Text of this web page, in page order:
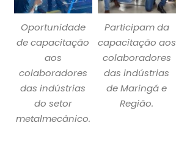
Oportunidade
de capacitação
aos
colaboradores
das indústrias
do setor
metalmecânico.
Participam da
capacitação aos
colaboradores
das indústrias
de Maringá e
Região.